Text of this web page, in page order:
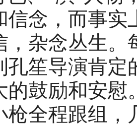
信念，而事
，杂念丛生。
孔笙导演肯
的鼓励和安慰
枪全程跟组，